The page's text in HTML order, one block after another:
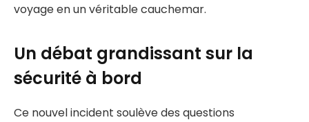
voyage en un véritable cauchemar.
Un débat grandissant sur la
sécurité à bord
Ce nouvel incident soulève des questions